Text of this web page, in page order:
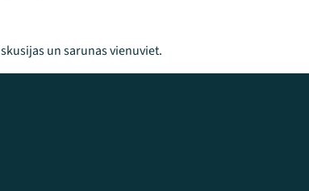
un sarunas vienuviet.